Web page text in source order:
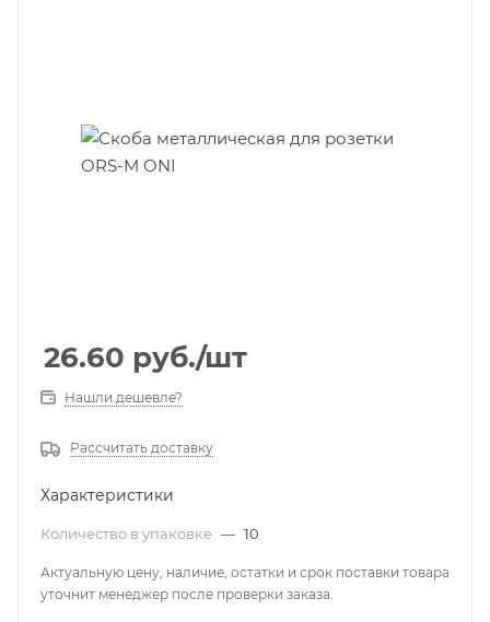
26.60 руб./шт
Нашли дешевле?
Рассчитать доставку
Характеристики
Количество в упаковке — 10
Актуальную цену, наличие, остатки и срок поставки товара
уточнит менеджер после проверки заказа.